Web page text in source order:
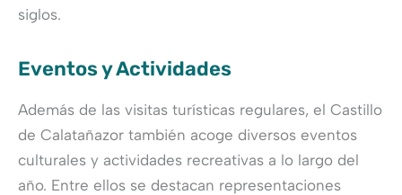
siglos.
Eventos y Actividades
Además de las visitas turísticas regulares, el Castillo
de Calatañazor también acoge diversos eventos
culturales y actividades recreativas a lo largo del
año. Entre ellos se destacan representaciones